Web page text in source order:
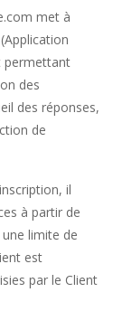
met à
permettant
des
des réponses,
de
il
à partir de
limite de
est
par le Client